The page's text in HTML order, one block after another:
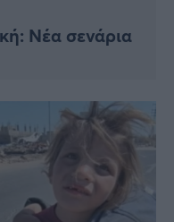
Νέα σενάρια